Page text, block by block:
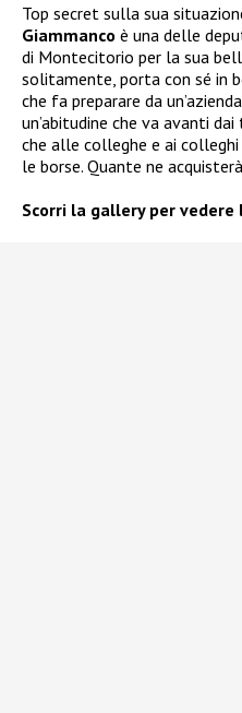
Top secret sulla sua
Giammanco è una delle
di Montecitorio per la sua
solitamente, porta con sé in
che fa preparare da
un’abitudine che va avanti
che alle colleghe e ai
le borse. Quante ne
Scorri la gallery per